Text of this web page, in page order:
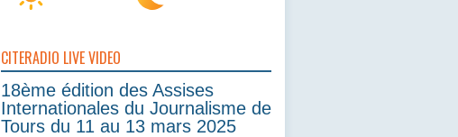
CITERADIO LIVE VIDEO
18ème édition des Assises
Internationales du Journalisme de
Tours du 11 au 13 mars 2025